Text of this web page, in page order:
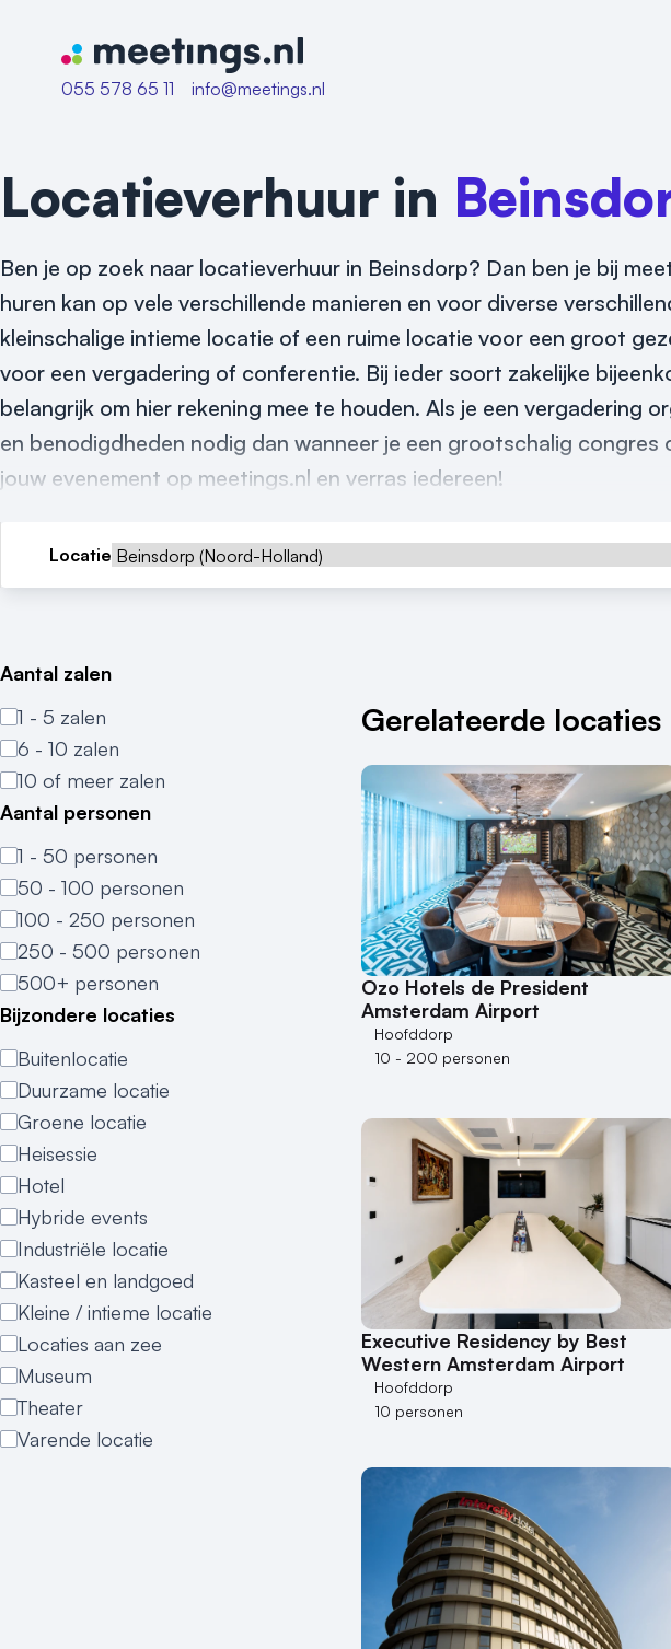
Naar home van Meetings
055 578 65 11
info@meetings.nl
Locatieverhuur in
Ben je op zoek naar locatieverhuur in Beinsdorp? Dan ben je bij
huren kan op vele verschillende manieren en voor diverse
kleinschalige intieme locatie of een ruime locatie voor een groot
voor een vergadering of conferentie. Bij ieder soort zakelijke
belangrijk om hier rekening mee te houden. Als je een vergadering
en benodigdheden nodig dan wanneer je een grootschalig
jouw evenement op meetings.nl en verras iedereen!
Locatie
Aantal zalen
1 - 5 zalen
6 - 10 zalen
10 of meer zalen
Aantal personen
1 - 50 personen
50 - 100 personen
100 - 250 personen
250 - 500 personen
500+ personen
Bijzondere locaties
Buitenlocatie
Duurzame locatie
Groene locatie
Heisessie
Hotel
Hybride events
Industriële locatie
Kasteel en landgoed
Kleine / intieme locatie
Locaties aan zee
Museum
Theater
Varende locatie
Gerelateerde locaties
Ozo Hotels de President
Amsterdam Airport
Hoofddorp
10 - 200 personen
Executive Residency by Best
Western Amsterdam Airport
Hoofddorp
10 personen